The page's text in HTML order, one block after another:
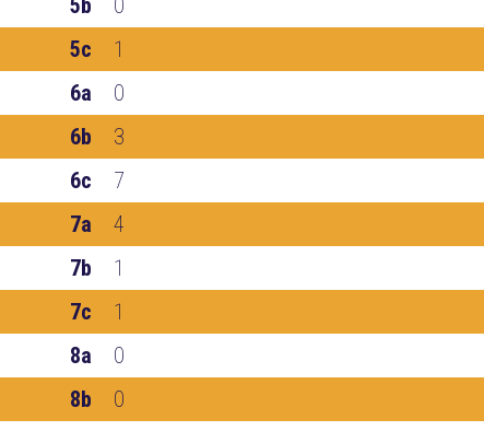
5b
0
5c
1
6a
0
6b
3
6c
7
7a
4
7b
1
7c
1
8a
0
8b
0